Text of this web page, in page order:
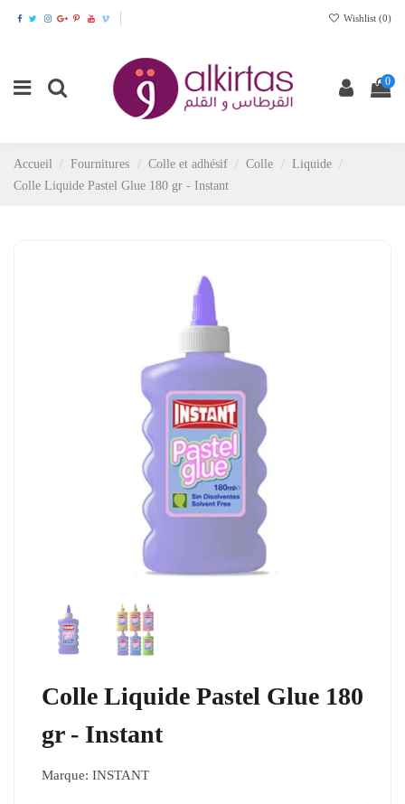
Wishlist (0)
0
Accueil Fournitures Colle et adhésif Colle
Liquide
Colle Liquide Pastel Glue 180 gr - Instant
Colle Liquide Pastel Glue 180
gr - Instant
Marque: INSTANT